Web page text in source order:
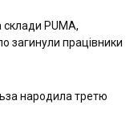
склади PUMA,
загинули працівники
народила третю